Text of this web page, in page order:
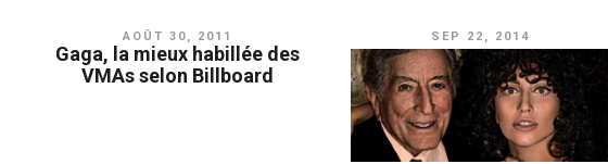
AOÛT 30, 2011
Gaga, la mieux habillée des
VMAs selon Billboard
SEP 22, 2014